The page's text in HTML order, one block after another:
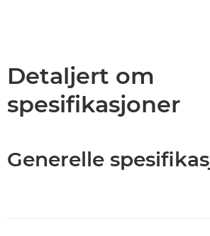
Detaljert om
spesifikasjoner
Generelle